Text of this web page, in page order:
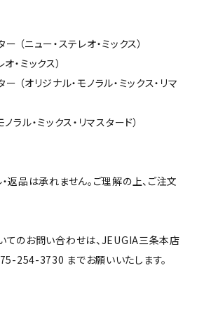
（ニュー・ステレオ・ミックス）
・ミックス）
（オリジナル・モノラル・ミックス・リマ
ラル・ミックス・リマスタード）
返品は承れません。ご理解の上、ご注文
てのお問い合わせは、JEUGIA三条本店
254-3730 までお願いいたします。